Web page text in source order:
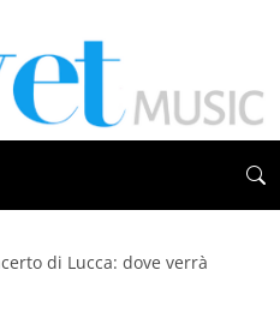
di Lucca: dove verrà